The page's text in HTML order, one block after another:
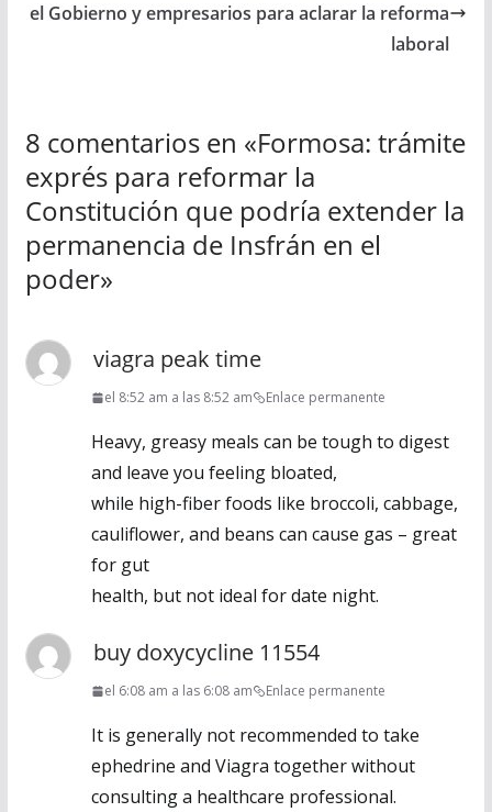
el Gobierno y empresarios para aclarar la reforma
laboral
8 comentarios en «Formosa: trámite
exprés para reformar la
Constitución que podría extender la
permanencia de Insfrán en el
poder»
viagra peak time
el 8:52 am a las 8:52 am Enlace permanente
Heavy, greasy meals can be tough to digest
and leave you feeling bloated,
while high-fiber foods like broccoli, cabbage,
cauliflower, and beans can cause gas – great
for gut
health, but not ideal for date night.
buy doxycycline 11554
el 6:08 am a las 6:08 am Enlace permanente
It is generally not recommended to take
ephedrine and Viagra together without
consulting a healthcare professional.